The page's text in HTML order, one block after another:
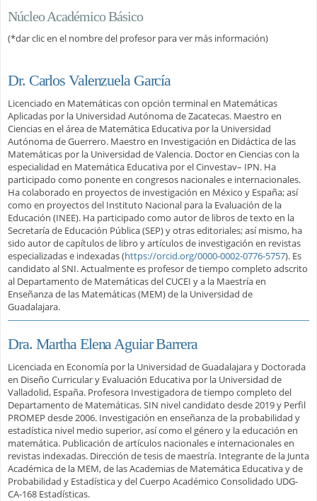
Núcleo Académico Básico
(*dar clic en el nombre del profesor para ver más información)
Dr. Carlos Valenzuela García
Licenciado en Matemáticas con opción terminal en Matemáticas
Aplicadas por la Universidad Autónoma de Zacatecas. Maestro en
Ciencias en el área de Matemática Educativa por la Universidad
Autónoma de Guerrero. Maestro en Investigación en Didáctica de las
Matemáticas por la Universidad de Valencia. Doctor en Ciencias con la
especialidad en Matemática Educativa por el Cinvestav– IPN. Ha
participado como ponente en congresos nacionales e internacionales.
Ha colaborado en proyectos de investigación en México y España; así
como en proyectos del Instituto Nacional para la Evaluación de la
Educación (INEE). Ha participado como autor de libros de texto en la
Secretaría de Educación Pública (SEP) y otras editoriales; así mismo, ha
sido autor de capítulos de libro y artículos de investigación en revistas
especializadas e indexadas (https://orcid.org/0000-0002-0776-5757). Es
candidato al SNI. Actualmente es profesor de tiempo completo adscrito
al Departamento de Matemáticas del CUCEI y a la Maestría en
Enseñanza de las Matemáticas (MEM) de la Universidad de
Guadalajara.
Dra. Martha Elena Aguiar Barrera
Licenciada en Economía por la Universidad de Guadalajara y Doctorada
en Diseño Curricular y Evaluación Educativa por la Universidad de
Valladolid, España. Profesora Investigadora de tiempo completo del
Departamento de Matemáticas. SIN nivel candidato desde 2019 y Perfil
PROMEP desde 2006. Investigación en enseñanza de la probabilidad y
estadística nivel medio superior, así como el género y la educación en
matemática. Publicación de artículos nacionales e internacionales en
revistas indexadas. Dirección de tesis de maestría. Integrante de la Junta
Académica de la MEM, de las Academias de Matemática Educativa y de
Probabilidad y Estadística y del Cuerpo Académico Consolidado UDG-
CA-168 Estadísticas.